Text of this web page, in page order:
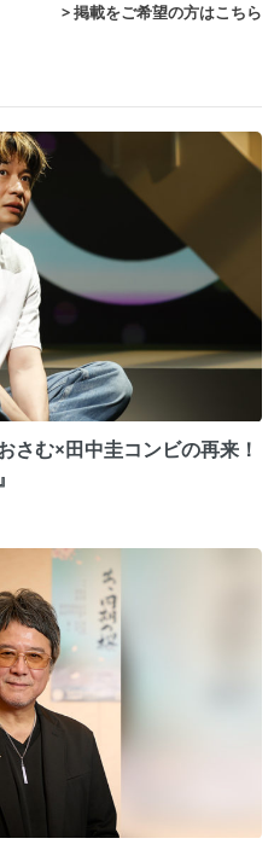
> 掲載をご希望の方はこちら
さむ×田中圭コンビの再来！